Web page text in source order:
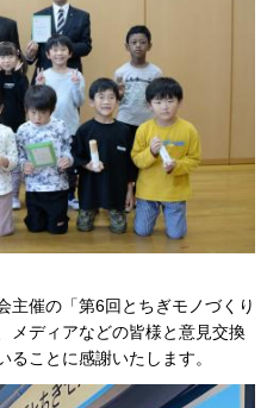
主催の「第6回とちぎモノづくり
メディアなどの皆様と意見交換
ことに感謝いたします。